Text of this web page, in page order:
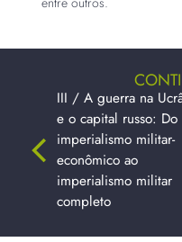
III / A guerra na
e o capital russo: Do
imperialismo militar-
econômico ao
imperialismo militar
completo